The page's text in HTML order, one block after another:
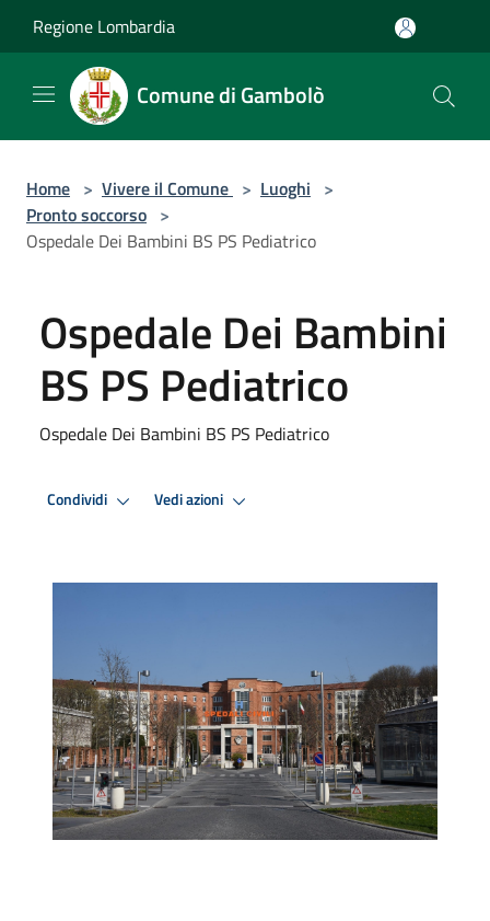
Regione Lombardia
Comune di Gambolò
Home > Vivere il Comune > Luoghi >
Pronto soccorso >
Ospedale Dei Bambini BS PS Pediatrico
Ospedale Dei Bambini
BS PS Pediatrico
Ospedale Dei Bambini BS PS Pediatrico
Condividi Vedi azioni